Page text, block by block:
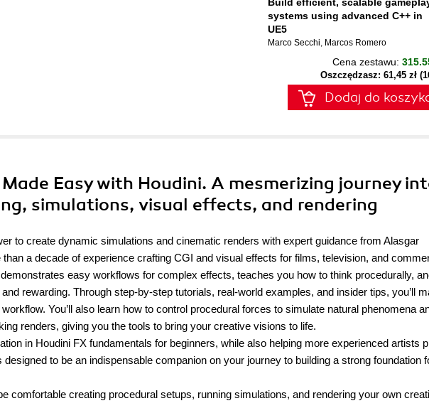
systems using advanced C++ in
UE5
Marco Secchi, Marcos Romero
Cena zestawu:
Oszczędzasz: 61,45 zł
Dodaj do
Made Easy with Houdini. A mesmerizing journey
simulations, visual effects, and rendering
to create dynamic simulations and cinematic renders with expert guidance from Alasgar
a decade of experience crafting CGI and visual effects for films, television, and
easy workflows for complex effects, teaches you how to think procedurally,
rewarding. Through step-by-step tutorials, real-world examples, and insider tips, you’ll
You’ll also learn how to control procedural forces to simulate natural phenomena
renders, giving you the tools to bring your creative visions to life.
in Houdini FX fundamentals for beginners, while also helping more experienced artists
to be an indispensable companion on your journey to building a strong foundation
comfortable creating procedural setups, running simulations, and rendering your own